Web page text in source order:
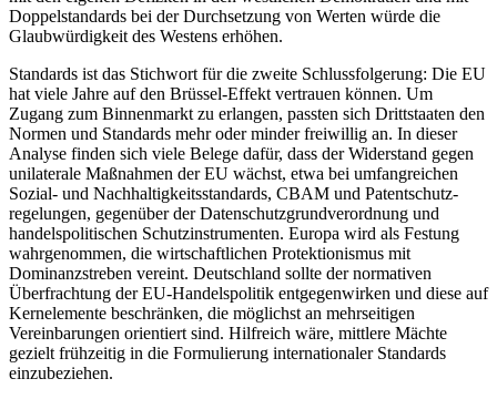
Doppel­standards bei der Durchsetzung von Werten würde die
Glaubwürdigkeit des Westens erhöhen.
Standards ist das Stichwort für die zweite Schlussfolgerung: Die EU
hat viele Jahre auf den Brüssel-Effekt vertrauen können. Um
Zugang zum Binnenmarkt zu erlangen, passten sich Drittstaaten den
Normen und Standards mehr oder minder freiwillig an. In dieser
Analyse finden sich viele Belege dafür, dass der Widerstand gegen
unilaterale Maßnahmen der EU wächst, etwa bei umfangreichen
Sozial- und Nachhaltigkeitsstandards, CBAM und Patentschutz­
regelungen, gegenüber der Datenschutzgrundverordnung und
handelspolitischen Schutzinstrumenten. Europa wird als Festung
wahrgenommen, die wirt­schaftlichen Protektionismus mit
Dominanzstreben vereint. Deutschland sollte der normativen
Überfrachtung der EU-Handelspolitik entgegenwirken und diese auf
Kernelemente beschränken, die möglichst an mehrseitigen
Vereinbarungen orientiert sind. Hilf­reich wäre, mittlere Mächte
gezielt frühzeitig in die For­mulierung internationaler Standards
einzubeziehen.